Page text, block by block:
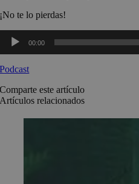
¡No te lo pierdas!
00:00
Podcast
Comparte este artículo
Artículos relacionados